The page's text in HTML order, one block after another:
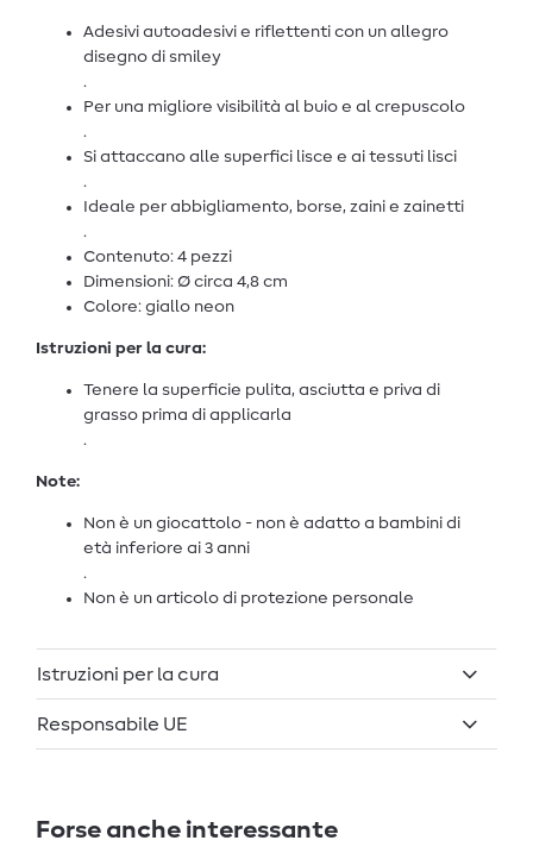
Adesivi autoadesivi e riflettenti con un allegro
disegno di smiley
.
Per una migliore visibilità al buio e al crepuscolo
.
Si attaccano alle superfici lisce e ai tessuti lisci
.
Ideale per abbigliamento, borse, zaini e zainetti
.
Contenuto: 4 pezzi
Dimensioni: Ø circa 4,8 cm
Colore: giallo neon
Istruzioni per la cura:
Tenere la superficie pulita, asciutta e priva di
grasso prima di applicarla
.
Note:
Non è un giocattolo - non è adatto a bambini di
età inferiore ai 3 anni
.
Non è un articolo di protezione personale
Istruzioni per la cura
Responsabile UE
Forse anche interessante